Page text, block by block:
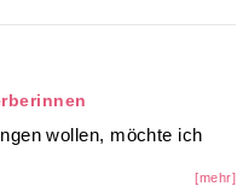
wollen, möchte ich
[mehr]